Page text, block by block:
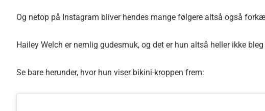
Og netop på Instagram bliver hendes mange følgere altså også
Hailey Welch er nemlig gudesmuk, og det er hun altså heller ikke
Se bare herunder, hvor hun viser bikini-kroppen frem: